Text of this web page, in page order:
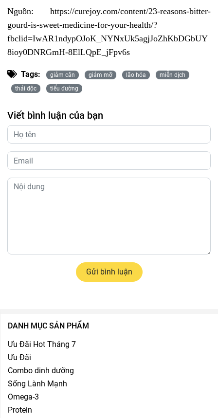
Nguồn: https://curejoy.com/content/23-reasons-bitter-
gourd-is-sweet-medicine-for-your-health/?
fbclid=IwAR1ndypOJoK_NYNxUk5agjJoZhKbDGbUY
8ioy0DNRGmH-8ElLQpE_jFpv6s
Tags: giảm cân giảm mỡ lão hóa
miễn dịch
thải độc
tiểu đường
Viết bình luận của bạn
Gửi bình luận
DANH MỤC SẢN PHẨM
Ưu Đãi Hot Tháng 7
Ưu Đãi
Combo dinh dưỡng
Sống Lành Mạnh
Omega-3
Protein